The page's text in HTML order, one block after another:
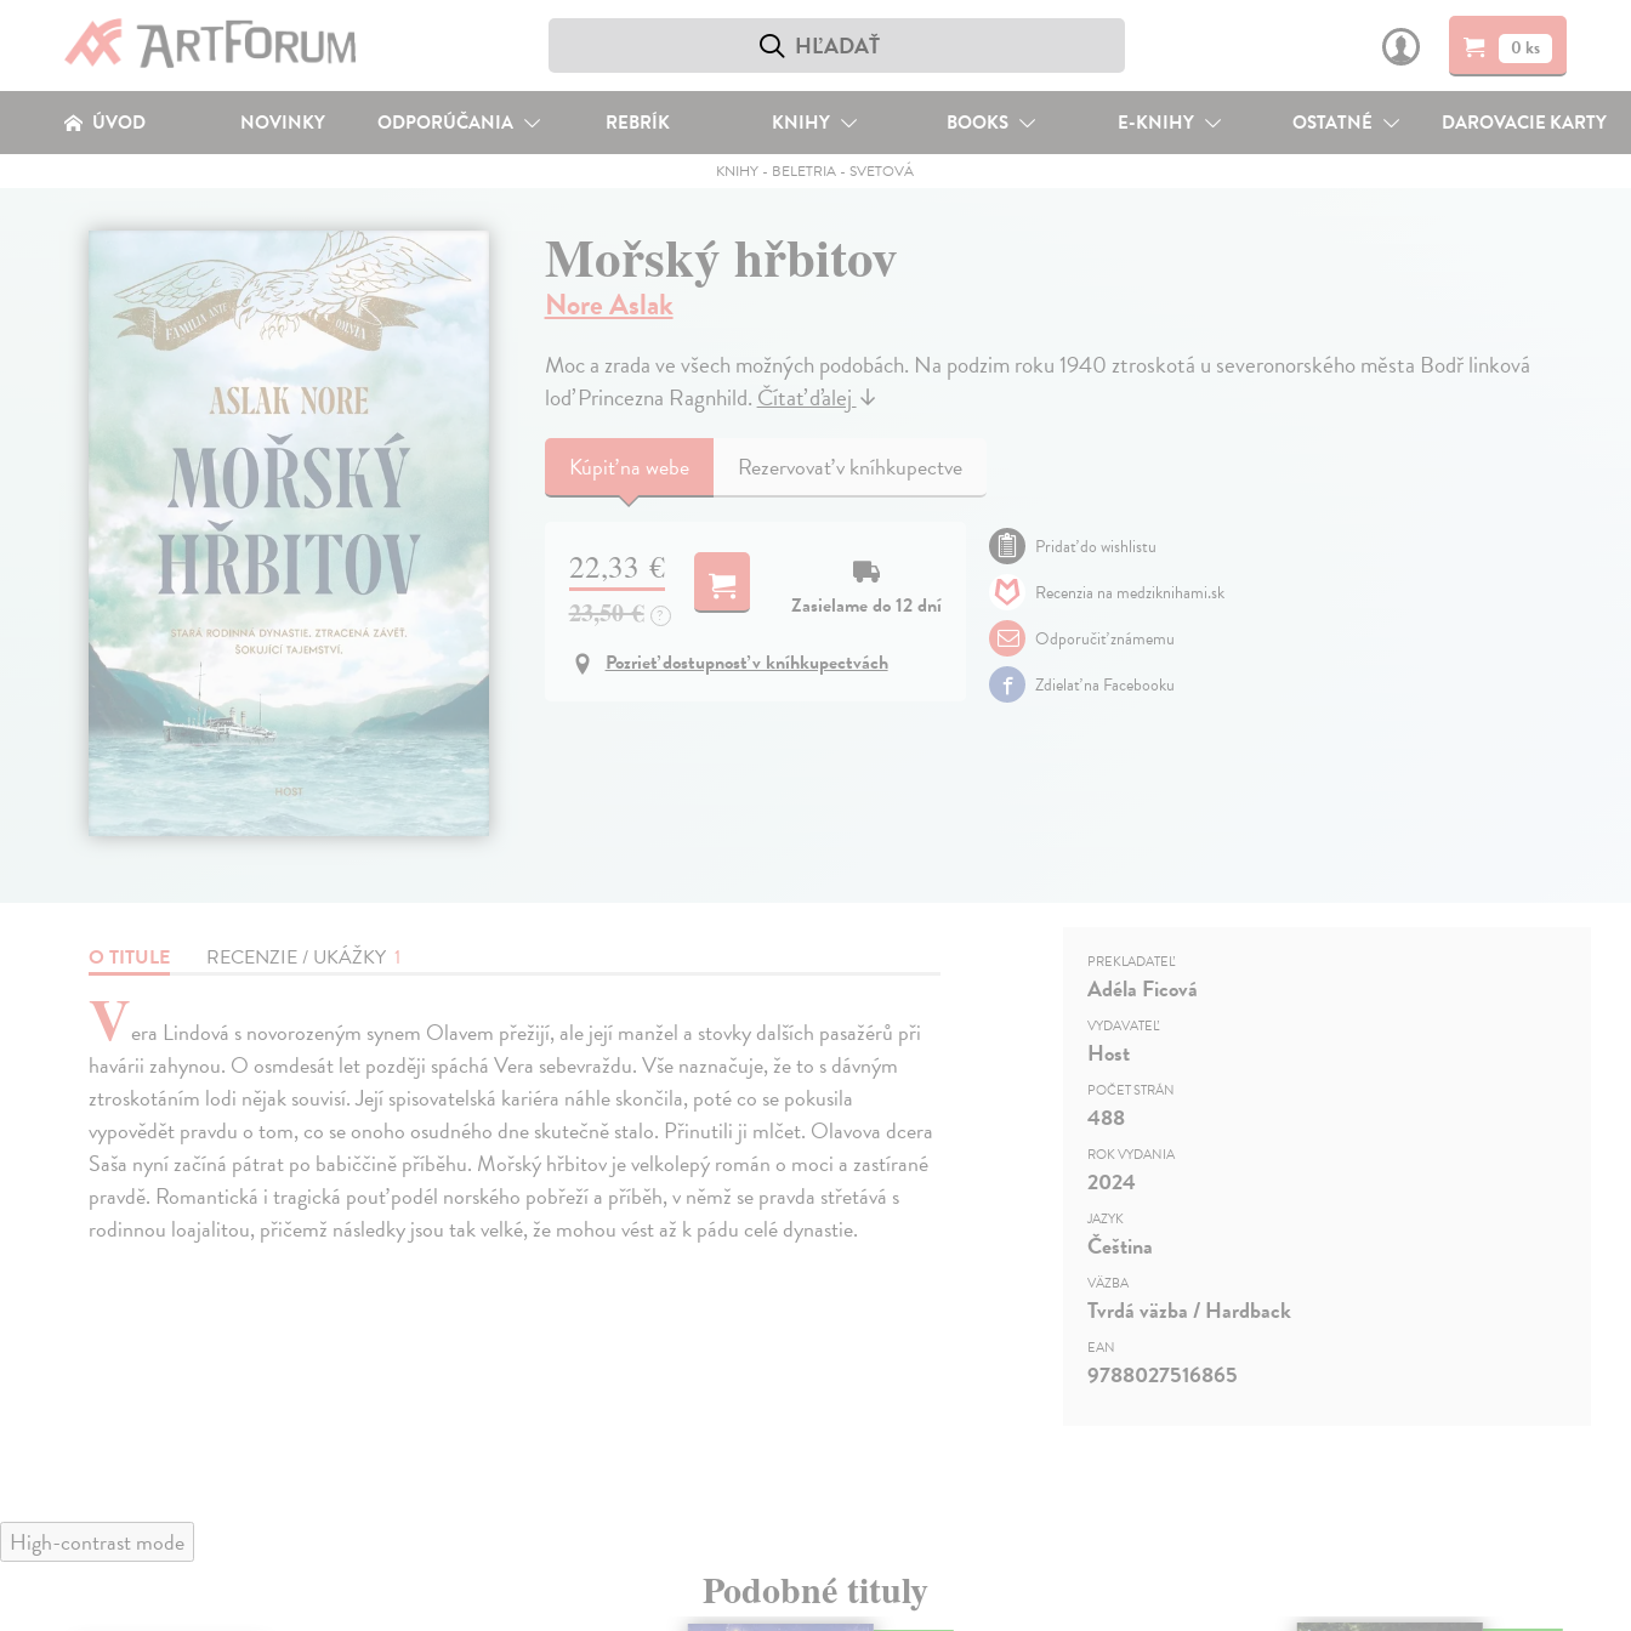
0 ks
ÚVOD NOVINKY ODPORÚČANIA REBRÍK KNIHY BOOKS E-KNIHY OSTATNÉ DAROVACIE KARTY
KNIHY - BELETRIA - SVETOVÁ
Mořský hřbitov
Nore Aslak
Moc a zrada ve všech možných podobách. Na podzim roku 1940 ztroskotá u severonorského města Bodř linková
loď Princezna Ragnhild.Čítať ďalej↓
Kúpiťna webe Rezervovať v kníhkupectve
22,33 €
23,50 € ?
Zasielame do 12 dní
Pozrieť dostupnosť v kníhkupectvách
Pridať do wishlistu
Recenzia na medziknihami.sk
Odporučiť známemu
Zdielať na Facebooku
O TITULE RECENZIE / UKÁŽKY 1
Vera Lindová s novorozeným synem Olavem přežijí, ale její manžel a stovky dalších pasažérů při
havárii zahynou. O osmdesát let později spáchá Vera sebevraždu. Vše naznačuje, že to s dávným
ztroskotáním lodi nějak souvisí. Její spisovatelská kariéra náhle skončila, poté co se pokusila
vypovědět pravdu o tom, co se onoho osudného dne skutečně stalo. Přinutili ji mlčet. Olavova dcera
Saša nyní začíná pátrat po babiččině příběhu. Mořský hřbitov je velkolepý román o moci a zastírané
pravdě. Romantická i tragická pouť podél norského pobřeží a příběh, v němž se pravda střetává s
rodinnou loajalitou, přičemž následky jsou tak velké, že mohou vést až k pádu celé dynastie.
PREKLADATEĽ
Adéla Ficová
VYDAVATEĽ
Host
POČET STRÁN
488
ROK VYDANIA
2024
JAZYK
Čeština
VÄZBA
Tvrdá väzba / Hardback
EAN
9788027516865
High-contrast mode
Podobné tituly